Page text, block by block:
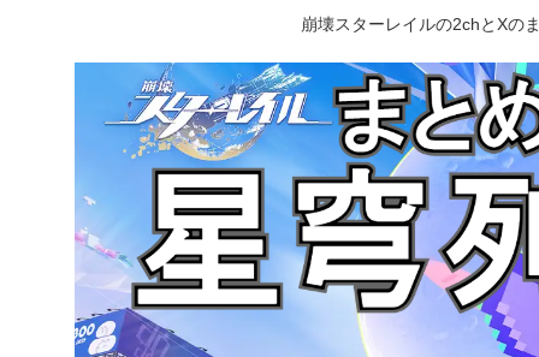
崩壊スターレイルの2chとXの